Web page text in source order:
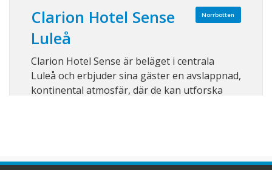
Norrbotten
Clarion Hotel Sense
Luleå
Clarion Hotel Sense är beläget i centrala
Luleå och erbjuder sina gäster en avslappnad,
kontinental atmosfär, där de kan utforska